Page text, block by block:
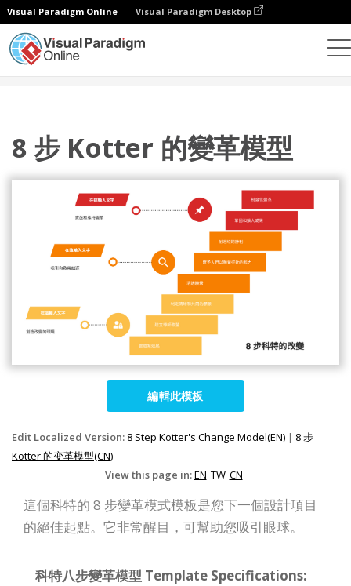
Visual Paradigm Online Visual Paradigm Desktop
8 步 Kotter 的變革模型
編輯此模板
Edit Localized Version: 8 Step Kotter's Change Model(EN) | 8 步
Kotter 的变革模型(CN)
View this page in:EN TW CN
這個科特的 8 步變革模式模板是您下一個設計項目
的絕佳起點。它非常醒目，可幫助您吸引眼球。
科特八步變革模型 Template Specifications: